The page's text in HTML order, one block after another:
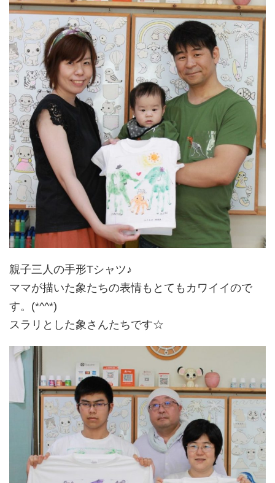
親子三人の手形Tシャツ♪
ママが描いた象たちの表情もとてもカワイイので
す。(*^^*)
スラリとした象さんたちです☆